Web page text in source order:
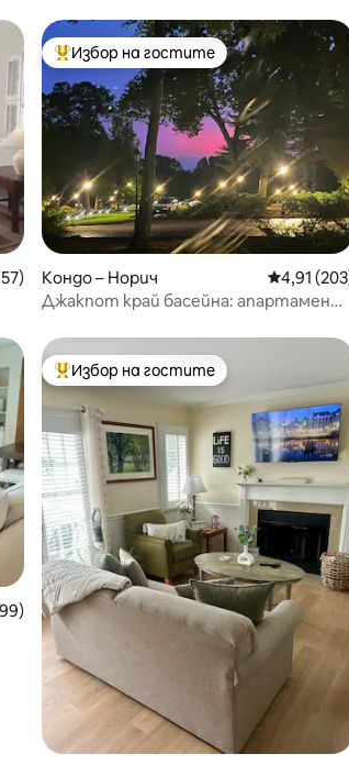
4,83 от 5, 157 отзива
Най-популярен избор на гостите
Избор на гостите
Кондо – Норич Средна
4,91
Джакпот край басейна: апартамент-
4,97 от 5, 199 отзива
Най-популярен избор на гостите
Избор на гостите